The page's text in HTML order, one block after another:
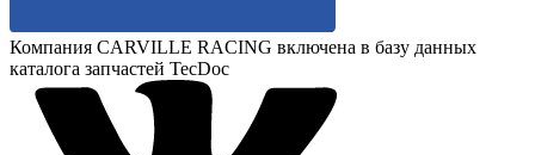
Компания CARVILLE RACING включена в базу данных
каталога запчастей TecDoc